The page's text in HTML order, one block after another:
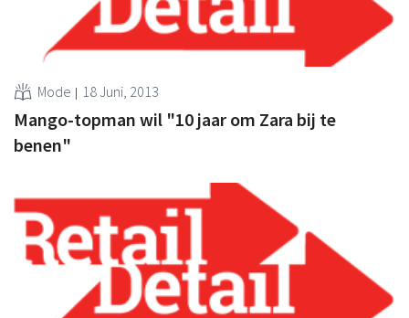
Mode 18 Juni, 2013
Mango-topman wil "10 jaar om Zara bij te
benen"